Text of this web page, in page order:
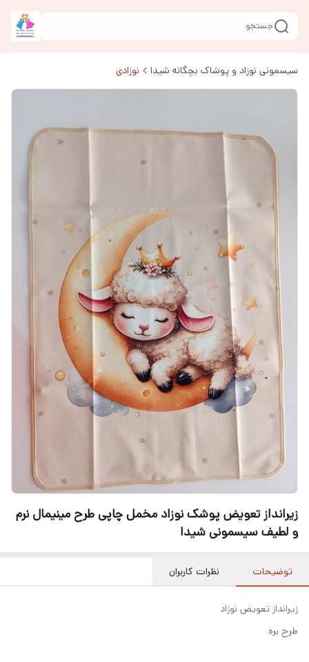
جستجو
سیسمونی نوزاد و پوشاک بچگانه شیدا نوزادی
زیرانداز تعویض پوشک نوزاد مخمل چاپی طرح مینیمال نرم
و لطیف سیسمونی شیدا
توضیحات نظرات کاربران
زیرانداز تعویض نوزاد
طرح بره